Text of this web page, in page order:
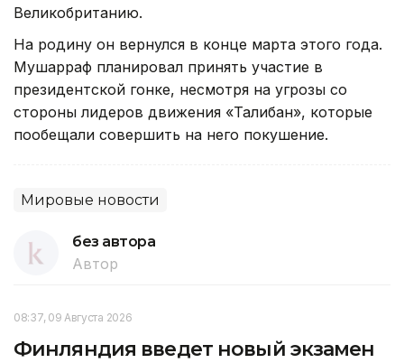
Великобританию.
На родину он вернулся в конце марта этого года.
Мушарраф планировал принять участие в
президентской гонке, несмотря на угрозы со
стороны лидеров движения «Талибан», которые
пообещали совершить на него покушение.
Мировые новости
без автора
Автор
08:37, 09 Августа 2026
Финляндия введет новый экзамен